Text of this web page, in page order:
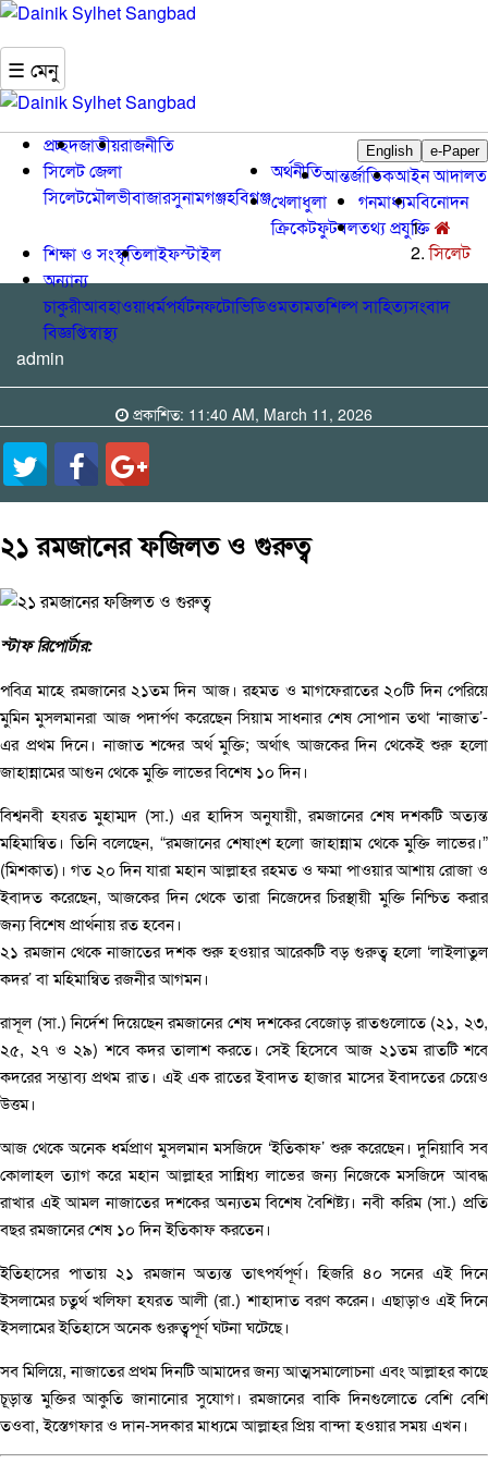
☰ মেনু
e-Paper
English
প্রচ্ছদজাতীয়রাজনীতি
সিলেট জেলা
সিলেটমৌলভীবাজারসুনামগঞ্জহবিগঞ্জ
অর্থনীতিআন্তর্জাতিকআইন আদালত
খেলাধুলা
ক্রিকেটফুটবল
গনমাধ্যমবিনোদন
তথ্য প্রযুক্তি
শিক্ষা ও সংস্কৃতিলাইফস্টাইল
অন্যান্য
চাকুরীআবহাওয়াধর্মপর্যটনফটোভিডিওমতামতশিল্প সাহিত্যসংবাদ
বিজ্ঞপ্তিস্বাস্থ্য
সিলেট
admin
প্রকাশিত: 11:40 AM, March 11, 2026
২১ রমজানের ফজিলত ও গুরুত্ব
স্টাফ রিপোর্টার:
পবিত্র মাহে রমজানের ২১তম দিন আজ। রহমত ও মাগফেরাতের ২০টি দিন পেরিয়ে
মুমিন মুসলমানরা আজ পদার্পণ করেছেন সিয়াম সাধনার শেষ সোপান তথা ‘নাজাত’-
এর প্রথম দিনে। নাজাত শব্দের অর্থ মুক্তি; অর্থাৎ আজকের দিন থেকেই শুরু হলো
জাহান্নামের আগুন থেকে মুক্তি লাভের বিশেষ ১০ দিন।
বিশ্বনবী হযরত মুহাম্মদ (সা.) এর হাদিস অনুযায়ী, রমজানের শেষ দশকটি অত্যন্ত
মহিমান্বিত। তিনি বলেছেন, “রমজানের শেষাংশ হলো জাহান্নাম থেকে মুক্তি লাভের।”
(মিশকাত)। গত ২০ দিন যারা মহান আল্লাহর রহমত ও ক্ষমা পাওয়ার আশায় রোজা ও
ইবাদত করেছেন, আজকের দিন থেকে তারা নিজেদের চিরস্থায়ী মুক্তি নিশ্চিত করার
জন্য বিশেষ প্রার্থনায় রত হবেন।
২১ রমজান থেকে নাজাতের দশক শুরু হওয়ার আরেকটি বড় গুরুত্ব হলো ‘লাইলাতুল
কদর’ বা মহিমান্বিত রজনীর আগমন।
রাসূল (সা.) নির্দেশ দিয়েছেন রমজানের শেষ দশকের বেজোড় রাতগুলোতে (২১, ২৩,
২৫, ২৭ ও ২৯) শবে কদর তালাশ করতে। সেই হিসেবে আজ ২১তম রাতটি শবে
কদরের সম্ভাব্য প্রথম রাত। এই এক রাতের ইবাদত হাজার মাসের ইবাদতের চেয়েও
উত্তম।
আজ থেকে অনেক ধর্মপ্রাণ মুসলমান মসজিদে ‘ইতিকাফ’ শুরু করেছেন। দুনিয়াবি সব
কোলাহল ত্যাগ করে মহান আল্লাহর সান্নিধ্য লাভের জন্য নিজেকে মসজিদে আবদ্ধ
রাখার এই আমল নাজাতের দশকের অন্যতম বিশেষ বৈশিষ্ট্য। নবী করিম (সা.) প্রতি
বছর রমজানের শেষ ১০ দিন ইতিকাফ করতেন।
ইতিহাসের পাতায় ২১ রমজান অত্যন্ত তাৎপর্যপূর্ণ। হিজরি ৪০ সনের এই দিনে
ইসলামের চতুর্থ খলিফা হযরত আলী (রা.) শাহাদাত বরণ করেন। এছাড়াও এই দিনে
ইসলামের ইতিহাসে অনেক গুরুত্বপূর্ণ ঘটনা ঘটেছে।
সব মিলিয়ে, নাজাতের প্রথম দিনটি আমাদের জন্য আত্মসমালোচনা এবং আল্লাহর কাছে
চূড়ান্ত মুক্তির আকুতি জানানোর সুযোগ। রমজানের বাকি দিনগুলোতে বেশি বেশি
তওবা, ইস্তেগফার ও দান-সদকার মাধ্যমে আল্লাহর প্রিয় বান্দা হওয়ার সময় এখন।